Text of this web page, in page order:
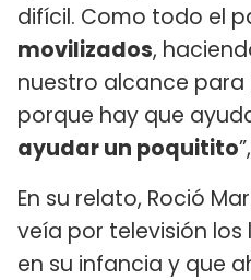
difícil. Como todo el
movilizados,
nuestro alcance
porque hay que
ayudar un poquitito
En su relato, Roció
veía por televisión
en su infancia y que